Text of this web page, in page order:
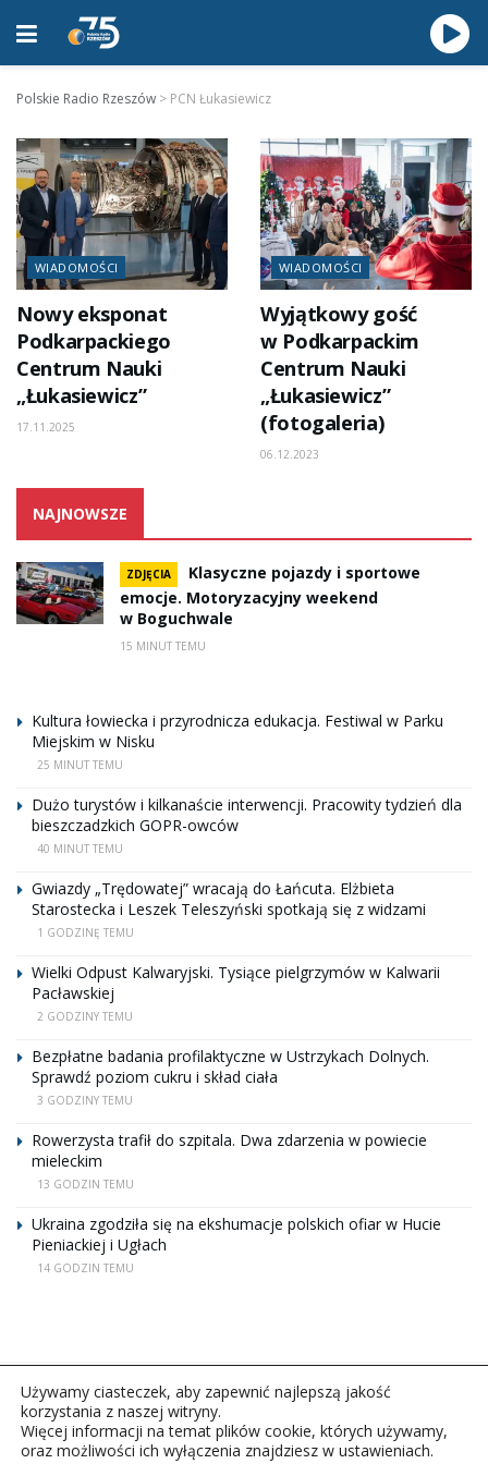
Polskie Radio Rzeszów > PCN Łukasiewicz
WIADOMOŚCI
Nowy eksponat
Podkarpackiego
Centrum Nauki
„Łukasiewicz”
17.11.2025
WIADOMOŚCI
Wyjątkowy gość
w Podkarpackim
Centrum Nauki
„Łukasiewicz”
(fotogaleria)
06.12.2023
NAJNOWSZE
ZDJĘCIA
Klasyczne pojazdy i sportowe
emocje. Motoryzacyjny weekend
w Boguchwale
15 MINUT TEMU
Kultura łowiecka i przyrodnicza edukacja. Festiwal w Parku
Miejskim w Nisku
25 MINUT TEMU
Dużo turystów i kilkanaście interwencji. Pracowity tydzień dla
bieszczadzkich GOPR-owców
40 MINUT TEMU
Gwiazdy „Trędowatej” wracają do Łańcuta. Elżbieta
Starostecka i Leszek Teleszyński spotkają się z widzami
1 GODZINĘ TEMU
Wielki Odpust Kalwaryjski. Tysiące pielgrzymów w Kalwarii
Pacławskiej
2 GODZINY TEMU
Bezpłatne badania profilaktyczne w Ustrzykach Dolnych.
Sprawdź poziom cukru i skład ciała
3 GODZINY TEMU
Rowerzysta trafił do szpitala. Dwa zdarzenia w powiecie
mieleckim
13 GODZIN TEMU
Ukraina zgodziła się na ekshumacje polskich ofiar w Hucie
Pieniackiej i Ugłach
14 GODZIN TEMU
Używamy ciasteczek, aby zapewnić najlepszą jakość
korzystania z naszej witryny.
Więcej informacji na temat plików cookie, których używamy,
oraz możliwości ich wyłączenia znajdziesz w ustawieniach.